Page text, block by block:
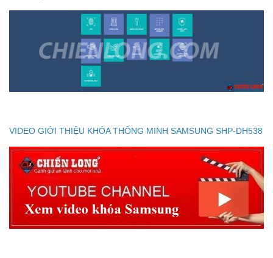
VIDEO GIỚI THIỆU KHÓA THÔNG MINH SAMSUNG SHP-DH538